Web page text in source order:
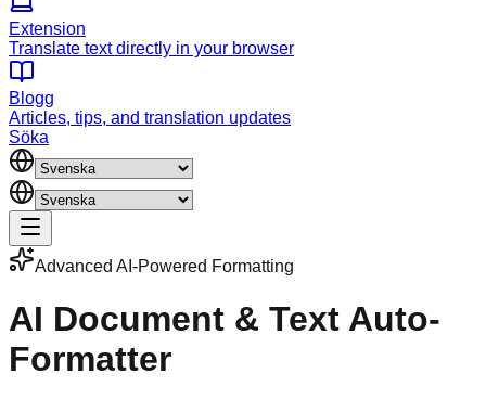
Extension
Translate text directly in your browser
Blogg
Articles, tips, and translation updates
Söka
Advanced AI-Powered Formatting
AI Document & Text Auto-
Formatter